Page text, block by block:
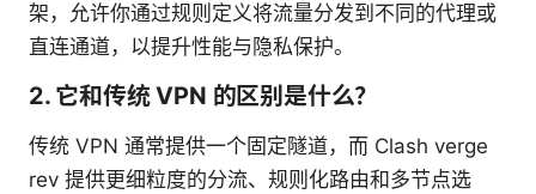
架，允许你通过规则定义将流量分发到不同的代理或
直连通道，以提升性能与隐私保护。
2. 它和传统 VPN 的区别是什么？
传统 VPN 通常提供一个固定隧道，而 Clash verge
rev 提供更细粒度的分流、规则化路由和多节点选